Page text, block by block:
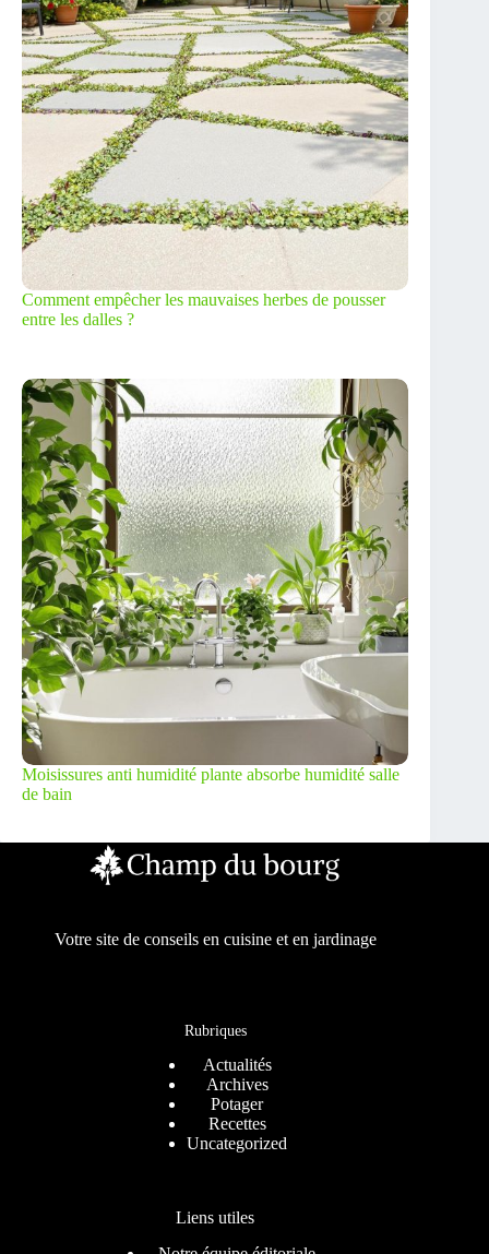
Comment empêcher les mauvaises herbes de pousser
entre les dalles ?
Moisissures anti humidité plante absorbe humidité salle
de bain
Votre site de conseils en cuisine et en jardinage
Rubriques
Actualités
Archives
Potager
Recettes
Uncategorized
Liens utiles